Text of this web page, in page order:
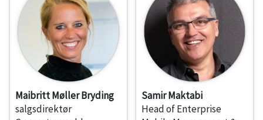
Maibritt Møller Bryding
salgsdirektør
Samir Maktabi
Head of Enterprise